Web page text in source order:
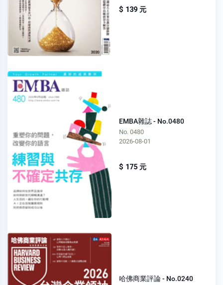
$ 139 元
EMBA雜誌 - No.0480
No. 0480
2026-08-01
$ 175 元
哈佛商業評論 - No.0240